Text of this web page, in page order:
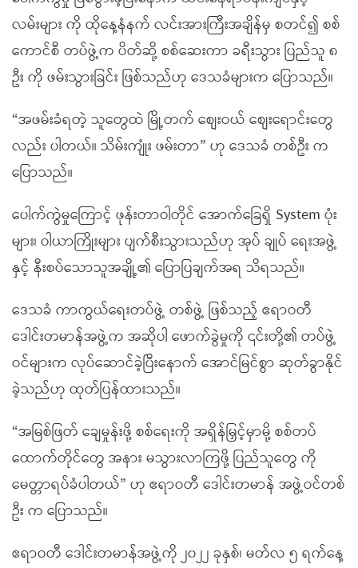
လမ်းများ ကို ထိုနေ့နံနက် လင်းအားကြီးအချိန်မှ စတင်၍ စစ်
ကောင်စီ တပ်ဖွဲ့က ပိတ်ဆို့ စစ်ဆေးကာ ခရီးသွား ပြည်သူ ၈
ဦး ကို ဖမ်းသွားခြင်း ဖြစ်သည်ဟု ဒေသခံများက ပြောသည်။
“အဖမ်းခံရတဲ့ သူတွေထဲ မြို့တက် စျေးဝယ် စျေးရောင်းတွေ
လည်း ပါတယ်။ သိမ်းကျုံး ဖမ်းတာ” ဟု ဒေသခံ တစ်ဦး က
ပြောသည်။
ပေါက်ကွဲမှုကြောင့် ဖုန်းတာဝါတိုင် အောက်ခြေရှိ System ပုံး
များ၊ ဝါယာကြိုးများ ပျက်စီးသွားသည်ဟု အုပ် ချုပ် ရေးအဖွဲ့
နှင့် နီးစပ်သောသူအချို့၏ ပြောပြချက်အရ သိရသည်။
ဒေသခံ ကာကွယ်ရေးတပ်ဖွဲ့ တစ်ဖွဲ့ ဖြစ်သည့် ဧရာဝတီ
ဒေါင်းတမာန်အဖွဲ့က အဆိုပါ ဖောက်ခွဲမှုကို ၎င်းတို့၏ တပ်ဖွဲ့
ဝင်များက လုပ်ဆောင်ခဲ့ပြီးနောက် အောင်မြင်စွာ ဆုတ်ခွာနိုင်
ခဲ့သည်ဟု ထုတ်ပြန်ထားသည်။
“အမြစ်ဖြတ် ချေမှုန်းဖို့ စစ်ရေးကို အရှိန်မြှင့်မှာမို့ စစ်တပ်
ထောက်တိုင်တွေ အနား မသွားလာကြဖို့ ပြည်သူတွေ ကို
မေတ္တာရပ်ခံပါတယ်” ဟု ဧရာဝတီ ဒေါင်းတမာန် အဖွဲ့ဝင်တစ်
ဦး က ပြောသည်။
ဧရာဝတီ ဒေါင်းတမာန်အဖွဲ့ကို ၂၀၂၂ ခုနှစ်၊ မတ်လ ၅ ရက်နေ့